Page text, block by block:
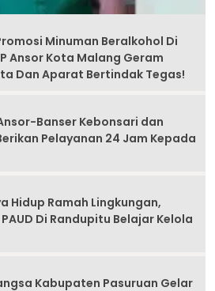
Minuman Beralkohol Di
Ansor Kota Malang Geram
Dan Aparat Bertindak Tegas!
Banser Kebonsari dan
Pelayanan 24 Jam Kepada
Hidup Ramah Lingkungan,
Di Randupitu Belajar Kelola
Kabupaten Pasuruan Gelar